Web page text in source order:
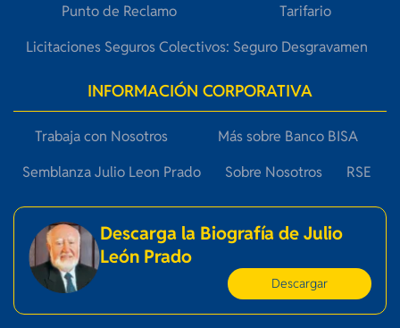
Punto de Reclamo
Tarifario
Licitaciones Seguros Colectivos: Seguro Desgravamen
INFORMACIÓN CORPORATIVA
Trabaja con Nosotros
Más sobre Banco BISA
Semblanza Julio Leon Prado
Sobre Nosotros RSE
Descarga la Biografía de Julio
León Prado
Descargar